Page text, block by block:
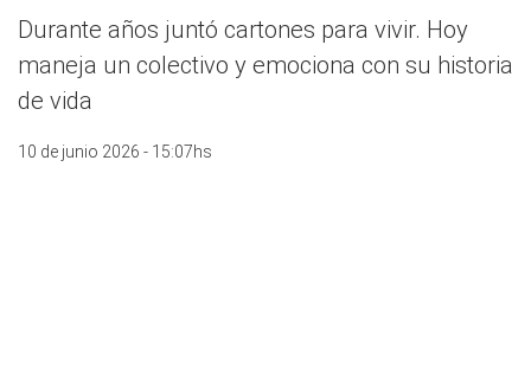
Durante años juntó cartones para vivir. Hoy
maneja un colectivo y emociona con su historia
de vida
10 de junio 2026 - 15:07hs